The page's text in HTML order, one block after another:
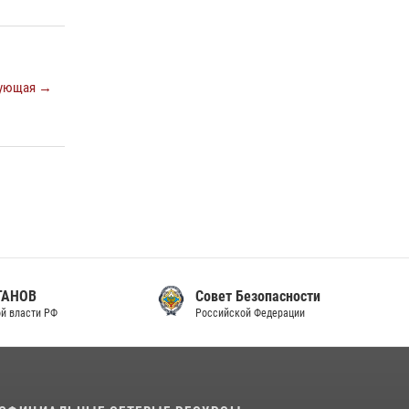
→
Совет Безопасности
Российской Федерации